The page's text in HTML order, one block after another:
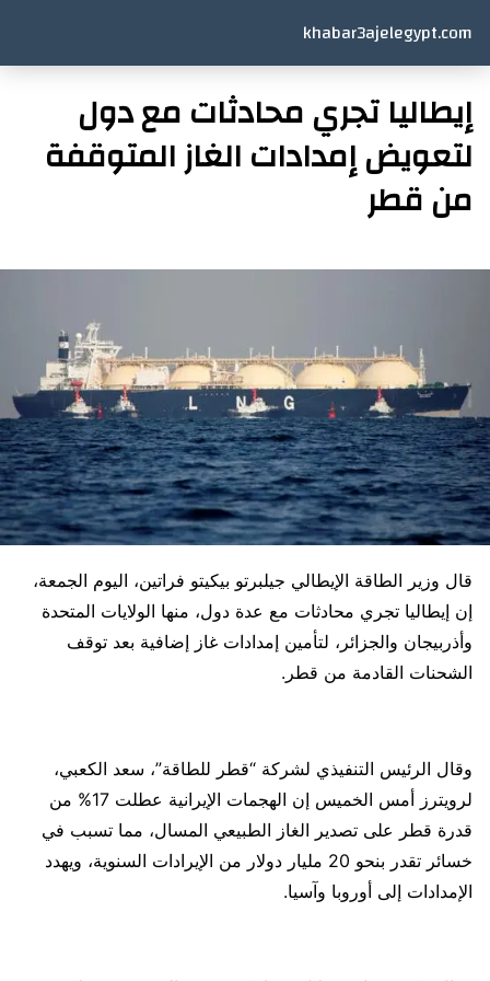
khabar3ajelegypt.com
إيطاليا تجري محادثات مع دول
لتعويض إمدادات الغاز المتوقفة
من قطر
قال وزير الطاقة الإيطالي جيلبرتو بيكيتو فراتين، اليوم الجمعة،
إن إيطاليا تجري محادثات مع عدة دول، منها الولايات المتحدة
وأذربيجان والجزائر، لتأمين إمدادات غاز إضافية بعد توقف
الشحنات القادمة من قطر.
وقال الرئيس التنفيذي لشركة “قطر للطاقة”، سعد الكعبي،
لرويترز أمس الخميس إن الهجمات الإيرانية عطلت 17% من
قدرة قطر على تصدير الغاز الطبيعي المسال، مما تسبب في
خسائر تقدر بنحو 20 مليار دولار من الإيرادات السنوية، ويهدد
الإمدادات إلى أوروبا وآسيا.